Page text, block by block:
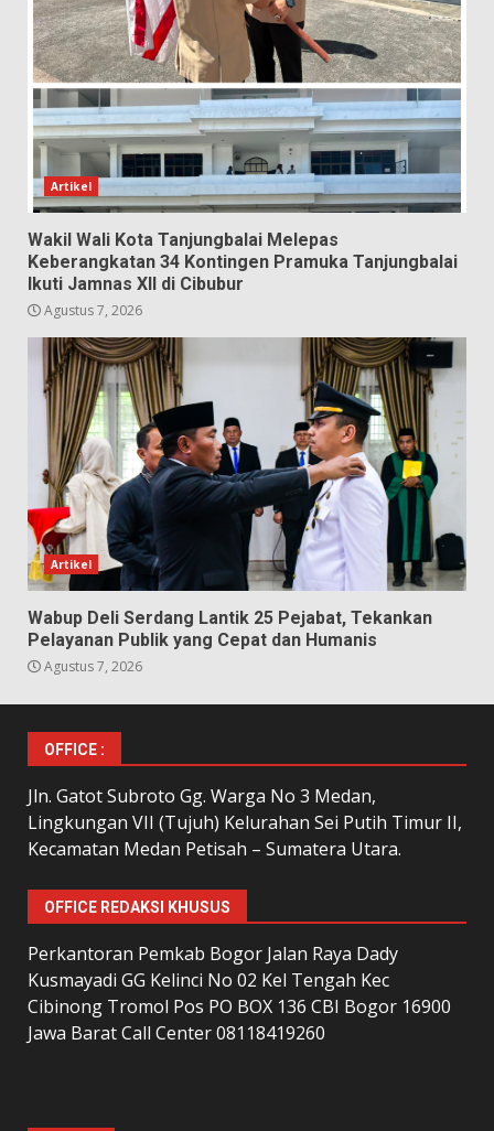
Artikel
Wakil Wali Kota Tanjungbalai Melepas
Keberangkatan 34 Kontingen Pramuka Tanjungbalai
Ikuti Jamnas XII di Cibubur
Agustus 7, 2026
Artikel
Wabup Deli Serdang Lantik 25 Pejabat, Tekankan
Pelayanan Publik yang Cepat dan Humanis
Agustus 7, 2026
OFFICE :
Jln. Gatot Subroto Gg. Warga No 3 Medan,
Lingkungan VII (Tujuh) Kelurahan Sei Putih Timur II,
Kecamatan Medan Petisah – Sumatera Utara.
OFFICE REDAKSI KHUSUS
Perkantoran Pemkab Bogor Jalan Raya Dady
Kusmayadi GG Kelinci No 02 Kel Tengah Kec
Cibinong Tromol Pos PO BOX 136 CBI Bogor 16900
Jawa Barat Call Center 08118419260